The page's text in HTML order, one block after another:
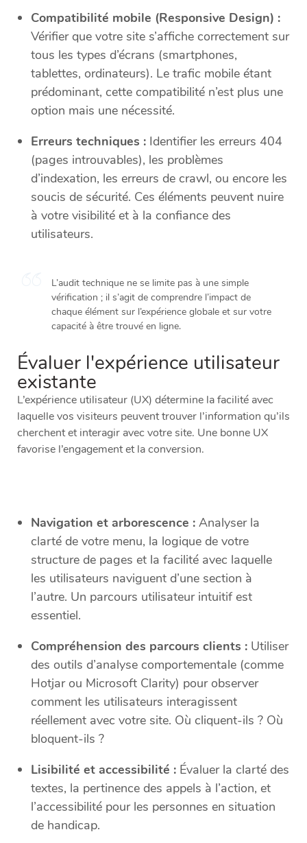
Compatibilité mobile (Responsive Design) :
Vérifier que votre site s’affiche correctement sur
tous les types d’écrans (smartphones,
tablettes, ordinateurs). Le trafic mobile étant
prédominant, cette compatibilité n’est plus une
option mais une nécessité.
Erreurs techniques : Identifier les erreurs 404
(pages introuvables), les problèmes
d’indexation, les erreurs de crawl, ou encore les
soucis de sécurité. Ces éléments peuvent nuire
à votre visibilité et à la confiance des
utilisateurs.
L’audit technique ne se limite pas à une simple
vérification ; il s’agit de comprendre l’impact de
chaque élément sur l’expérience globale et sur votre
capacité à être trouvé en ligne.
Évaluer l'expérience utilisateur
existante
L’expérience utilisateur (UX) détermine la facilité avec
laquelle vos visiteurs peuvent trouver l’information qu’ils
cherchent et interagir avec votre site. Une bonne UX
favorise l’engagement et la conversion.
Navigation et arborescence : Analyser la
clarté de votre menu, la logique de votre
structure de pages et la facilité avec laquelle
les utilisateurs naviguent d’une section à
l’autre. Un parcours utilisateur intuitif est
essentiel.
Compréhension des parcours clients : Utiliser
des outils d’analyse comportementale (comme
Hotjar ou Microsoft Clarity) pour observer
comment les utilisateurs interagissent
réellement avec votre site. Où cliquent-ils ? Où
bloquent-ils ?
Lisibilité et accessibilité : Évaluer la clarté des
textes, la pertinence des appels à l’action, et
l’accessibilité pour les personnes en situation
de handicap.